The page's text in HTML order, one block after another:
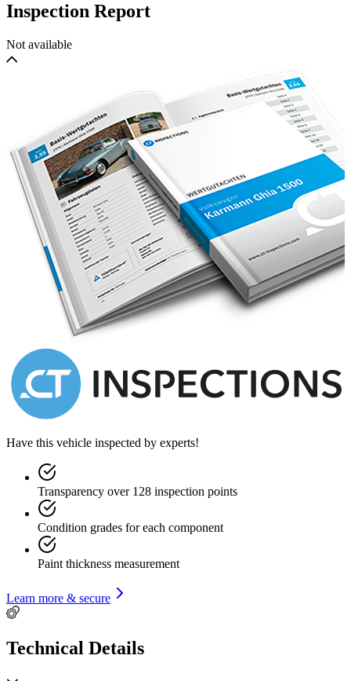
Inspection Report
Not available
Have this vehicle inspected by experts!
Transparency over 128 inspection points
Condition grades for each component
Paint thickness measurement
Learn more & secure
Technical Details